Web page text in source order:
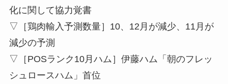
化に関して協力覚書
▽［鶏肉輸入予測数量］10、12月が減少、11月が
減少の予測
▽［POSランク10月ハム］伊藤ハム「朝のフレッ
シュロースハム」首位